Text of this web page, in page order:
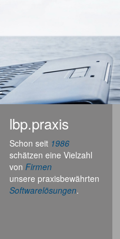
lbp.praxis
Schon seit 1986
schätzen eine Vielzahl
von Firmen
unsere praxisbewährten
Softwarelösungen.